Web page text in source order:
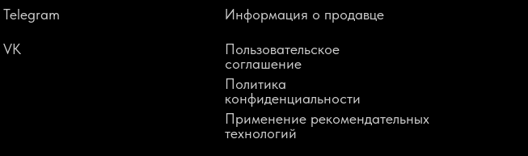
Пользовательское
соглашение
Политика
конфиденциальности
Применение рекомендательных
технологий
Информация о продавце
Telegram
VK